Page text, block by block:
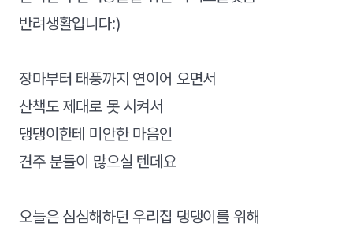
반려생활입니다:)
장마부터 태풍까지 연이어 오면서
산책도 제대로 못 시켜서
댕댕이한테 미안한 마음인
견주 분들이 많으실 텐데요
오늘은 심심해하던 우리집 댕댕이를 위해